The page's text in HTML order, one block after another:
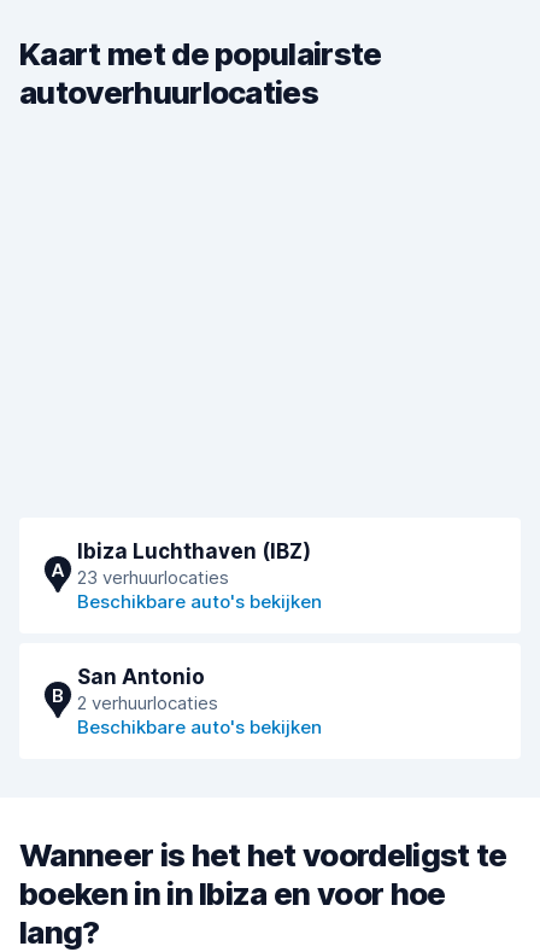
Kaart met de populairste
autoverhuurlocaties
A
Ibiza Luchthaven (IBZ)
23 verhuurlocaties
Beschikbare auto's bekijken
B
San Antonio
2 verhuurlocaties
Beschikbare auto's bekijken
Wanneer is het het voordeligst te
boeken in in Ibiza en voor hoe
lang?